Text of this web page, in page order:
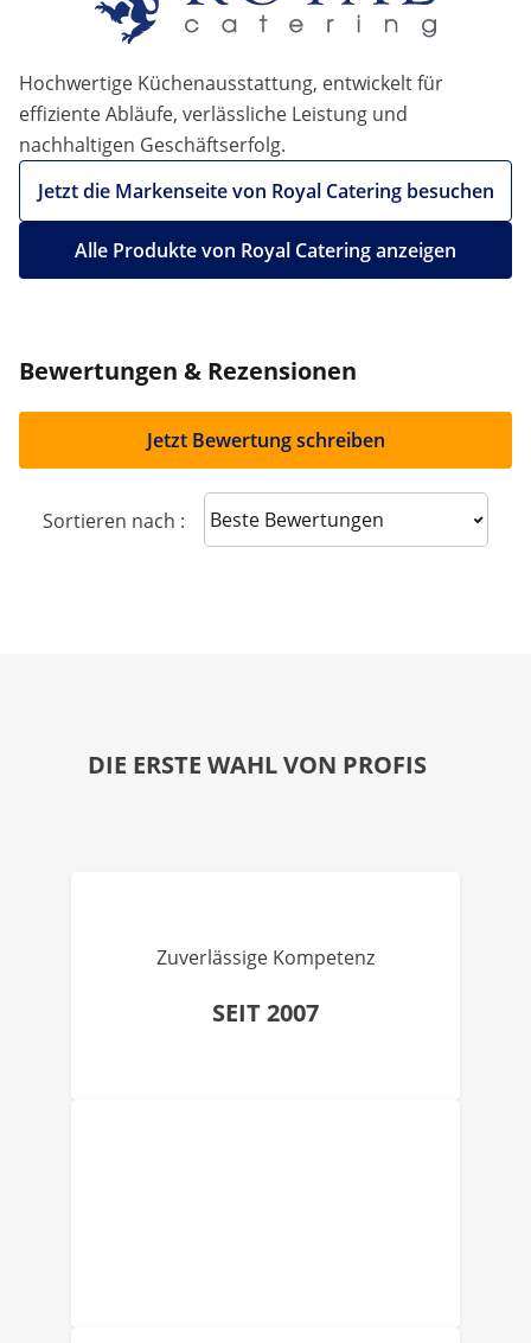
Hochwertige Küchenausstattung, entwickelt für
effiziente Abläufe, verlässliche Leistung und
nachhaltigen Geschäftserfolg.
Jetzt die Markenseite von Royal Catering besuchen
Alle Produkte von Royal Catering anzeigen
Bewertungen & Rezensionen
Jetzt Bewertung schreiben
Sortieren nach : Sort reviews
DIE ERSTE WAHL VON PROFIS
Zuverlässige Kompetenz
SEIT 2007